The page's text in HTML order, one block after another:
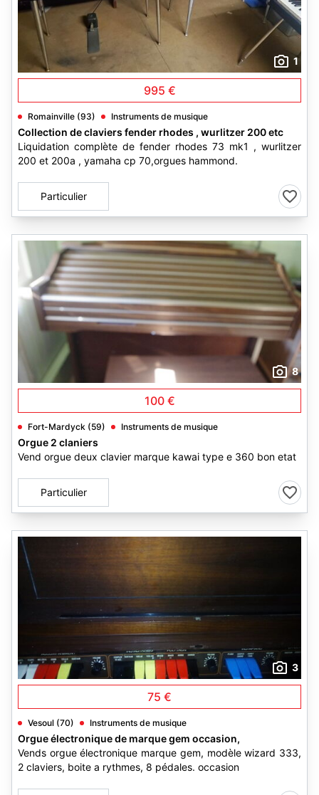
1
995 €
Romainville (93) Instruments de musique
Collection de claviers fender rhodes , wurlitzer 200 etc
Liquidation complète de fender rhodes 73 mk1 , wurlitzer
200 et 200a , yamaha cp 70,orgues hammond.
Particulier
8
100 €
Fort-Mardyck (59) Instruments de musique
Orgue 2 claniers
Vend orgue deux clavier marque kawai type e 360 bon etat
Particulier
3
75 €
Vesoul (70) Instruments de musique
Orgue électronique de marque gem occasion,
Vends orgue électronique marque gem, modèle wizard 333,
2 claviers, boite a rythmes, 8 pédales. occasion